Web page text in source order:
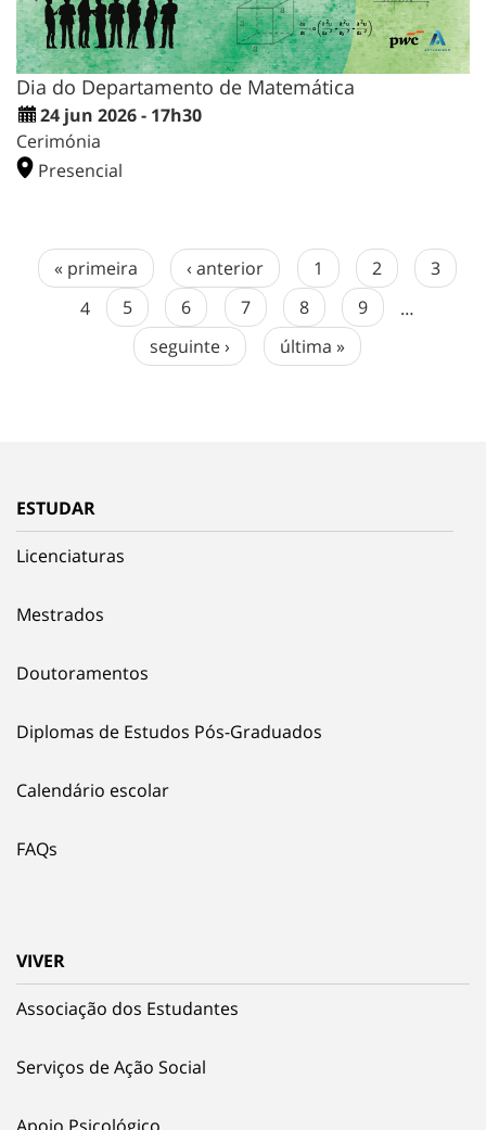
Dia do Departamento de Matemática
24 jun 2026 - 17h30
Cerimónia
Presencial
« primeira ‹ anterior 1 2
3
4
5 6 7 8 9
…
seguinte ›
última »
ESTUDAR
Licenciaturas
Mestrados
Doutoramentos
Diplomas de Estudos Pós-Graduados
Calendário escolar
FAQs
VIVER
Associação dos Estudantes
Serviços de Ação Social